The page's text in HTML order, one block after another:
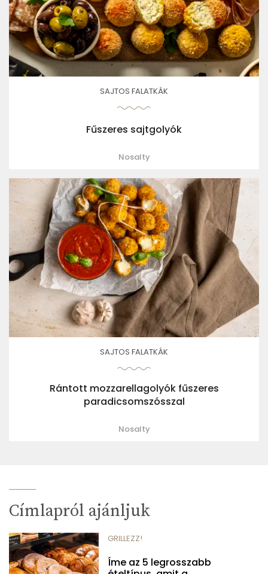
SAJTOS FALATKÁK
Fűszeres sajtgolyók
Nosalty
SAJTOS FALATKÁK
Rántott mozzarellagolyók fűszeres
paradicsomszósszal
Nosalty
Címlapról ajánljuk
GRILLEZZ!
Íme az 5 legrosszabb